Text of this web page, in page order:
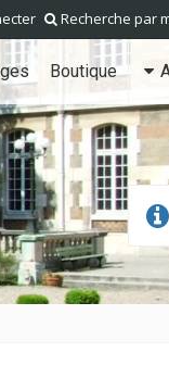
Recherche par
Boutique